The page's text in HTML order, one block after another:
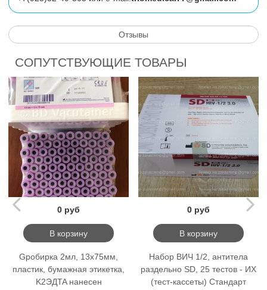
Отзывы
СОПУТСТВУЮЩИЕ ТОВАРЫ
0 руб
В корзину
Gробирка 2мл, 13x75мм,
пластик, бумажная этикетка,
K2ЭДTA нанесен
0 руб
В корзину
Набор ВИЧ 1/2, антитела
раздельно SD, 25 тестов - ИХ
(тест-кассеты) Стандарт